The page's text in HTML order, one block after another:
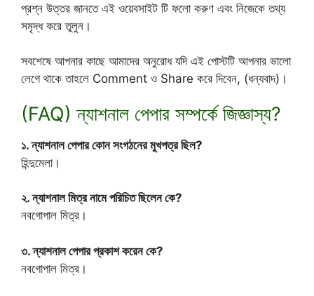
প্রশ্ন উত্তর জানতে এই ওয়েবসাইট টি ফলো করুণ এবং নিজেকে তথ্য
সমৃদ্ধ করে তুলুন।
সবশেষে আপনার কাছে আমাদের অনুরোধ যদি এই পোস্টটি আপনার ভালো
লেগে থাকে তাহলে Comment ও Share করে দিবেন, (ধন্যবাদ)।
(FAQ) ন্যাশনাল পেপার সম্পর্কে জিজ্ঞাস্য?
১. ন্যাশনাল পেপার কোন সংগঠনের মুখপত্র ছিল?
হিন্দুমেলা।
২. ন্যাশনাল মিত্র নামে পরিচিত ছিলেন কে?
নবগোপাল মিত্র।
৩. ন্যাশনাল পেপার প্রকাশ করেন কে?
নবগোপাল মিত্র।